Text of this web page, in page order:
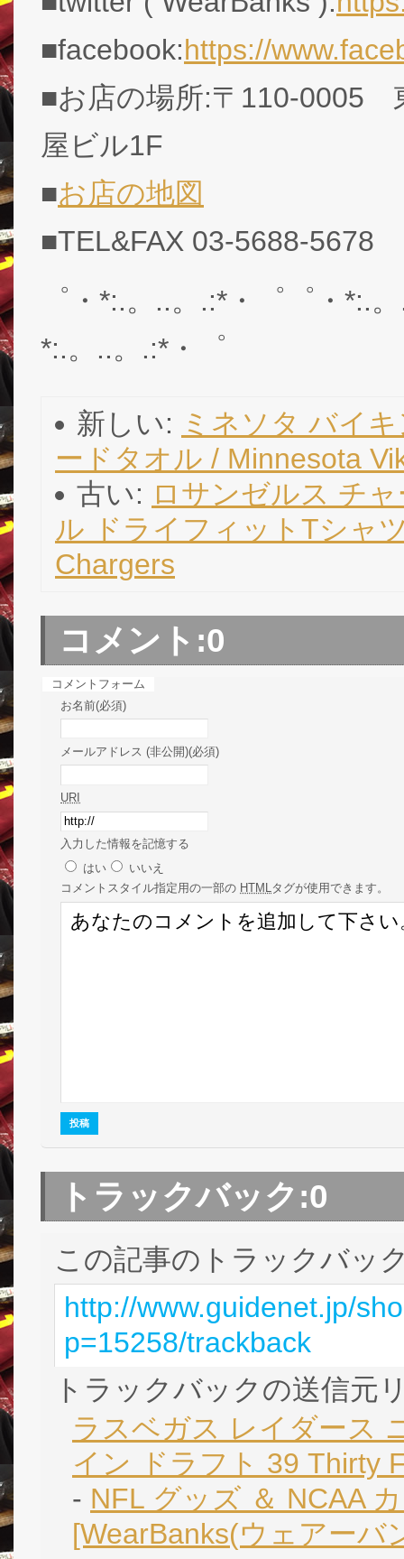
■facebook:https://
■お店の場所:〒110-0005
屋ビル1F
■お店の地図
■TEL&FAX 03-5688-5678
゜・*:.。..。.:*・゜゜・*:.
*:.。..。.:*・゜
新しい: ミネソタ バイ
ードタオル / Minnesota
古い: ロサンゼルス チ
ル ドライフィットTシャ
Chargers
コメント:0
コメントフォーム
お名前(必須)
メールアドレス (非公開)(必須)
URI
入力した情報を記憶する
はい
いいえ
コメント スタイル指定用の一部の HTMLタグが使用できます。
トラックバック:0
この記事のトラックバッ
http://www.guidenet.jp/
p=15258/trackback
トラックバックの送信元
ラスベガス レイダース
イン ドラフト 39 Thirty
- NFL グッズ ＆ NCAA
[WearBanks(ウェアーバ